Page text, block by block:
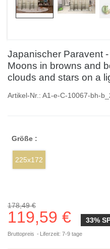
Japanischer Paravent
Moons in browns and
clouds and stars on a
Artikel-Nr.: A1-e-C-10067-bh-
Größe :
225x172
178,49 €
119,59 € 33%
Bruttopreis Liferzeit: 7-9 tage